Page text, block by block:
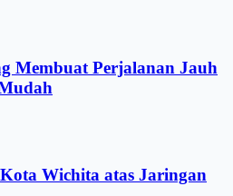
Membuat Perjalanan Jauh
Wichita atas Jaringan